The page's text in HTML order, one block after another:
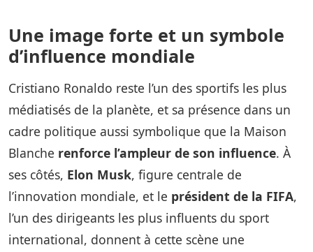
Une image forte et un symbole
d’influence mondiale
Cristiano Ronaldo reste l’un des sportifs les plus
médiatisés de la planète, et sa présence dans un
cadre politique aussi symbolique que la Maison
Blanche renforce l’ampleur de son influence. À
ses côtés, Elon Musk, figure centrale de
l’innovation mondiale, et le président de la FIFA,
l’un des dirigeants les plus influents du sport
international, donnent à cette scène une